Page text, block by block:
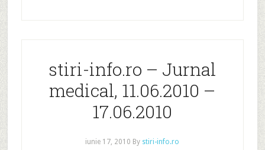
stiri-info.ro – Jurnal
medical, 11.06.2010 –
17.06.2010
iunie 17, 2010 By stiri-info.ro